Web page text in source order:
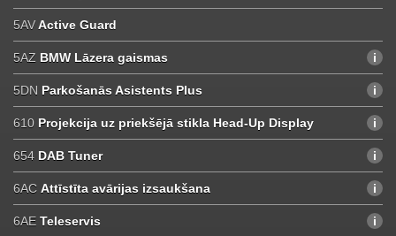
5AVActive Guard
5AZ BMW Lāzera gaismas
5DN Parkošanās Asistents Plus
610 Projekcija uz priekšējā stikla Head-Up Display
654 DAB Tuner
6AC Attīstīta avārijas izsaukšana
6AE Teleservis